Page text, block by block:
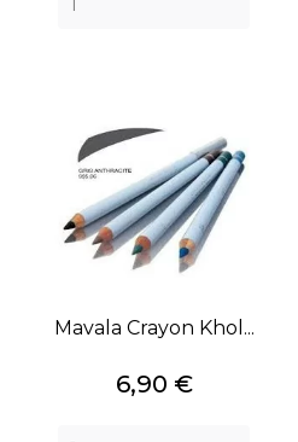
Mavala Crayon Khol...
Prix
6,90 €